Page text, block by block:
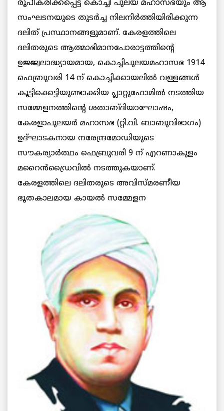
രൂപീകരിക്കപ്പെട്ട കൊച്ചി പുലയ മഹാസഭയും ആ
സംഘടനയുടെ തുടര്‍ച്ച നിലനിര്‍ത്തിയിരിക്കുന്ന
ദലിത് പ്രസ്ഥാനങ്ങളുമാണ്. കേരളത്തിലെ
ദലിതരുടെ ആത്മാഭിമാനപോരാട്ടത്തിന്റെ
ഉജ്ജ്വലാദ്ധ്യായമായ, കൊച്ചിപുലയമഹാസഭ 1914
ഫെബ്രുവരി 14 ന് കൊച്ചിക്കായലില്‍ വള്ളങ്ങള്‍
കൂട്ടിക്കെട്ടിയുണ്ടാക്കിയ പ്ലാറ്റുഫോമില്‍ നടത്തിയ
സമ്മേളനത്തിന്റെ ശതാബ്ദിയാഘോഷം,
കേരളാപുലയര്‍ മഹാസഭ (റ്റി.വി. ബാബുവിഭാഗം)
ഉദ്ഘാടകനായ നരേന്ദ്രമോഡിയുടെ
സൗകര്യാര്‍ത്ഥം ഫെബ്രുവരി 9 ന് എറണാകുളം
മറൈന്‍ഡ്രൈവില്‍ നടത്തുകയാണ്.
കേരളത്തിലെ ദലിതരുടെ അവിസ്മരണീയ
ഭൂതകാലമായ കായല്‍ സമ്മേളന